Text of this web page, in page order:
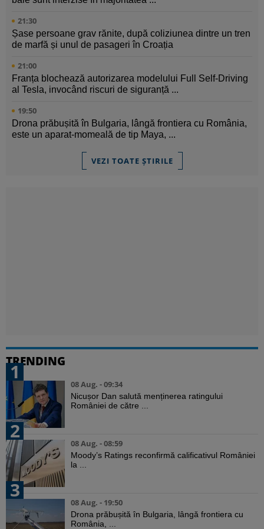
21:30
Șase persoane grav rănite, după coliziunea dintre un tren
de marfă și unul de pasageri în Croația
21:00
Franța blochează autorizarea modelului Full Self-Driving
al Tesla, invocând riscuri de siguranță ...
19:50
Drona prăbușită în Bulgaria, lângă frontiera cu România,
este un aparat-momeală de tip Maya, ...
VEZI TOATE ȘTIRILE
TRENDING
1
08 Aug. - 09:34
Nicușor Dan salută menținerea ratingului
României de către ...
2
08 Aug. - 08:59
Moody’s Ratings reconfirmă calificativul României
la ...
3
08 Aug. - 19:50
Drona prăbușită în Bulgaria, lângă frontiera cu
România, ...